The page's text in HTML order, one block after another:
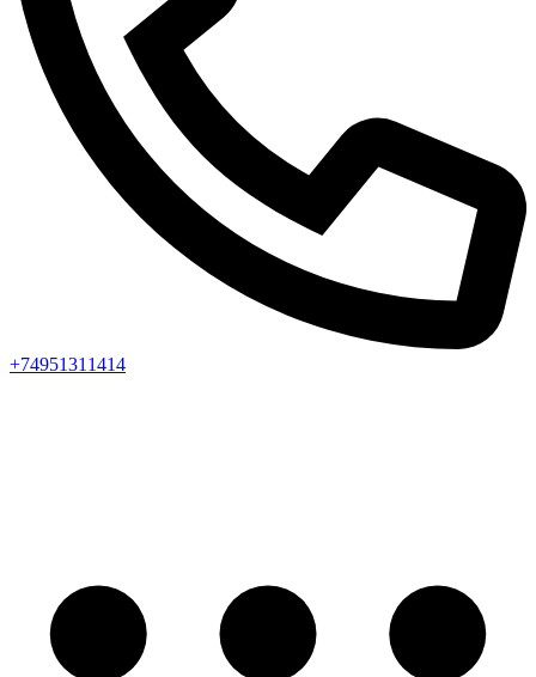
+74951311414